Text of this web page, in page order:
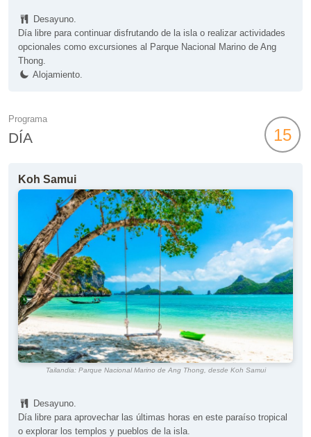
Desayuno.
Día libre para continuar disfrutando de la isla o realizar actividades
opcionales como excursiones al Parque Nacional Marino de Ang
Thong.
Alojamiento.
Programa
DÍA 15
Koh Samui
Tailandia: Parque Nacional Marino de Ang Thong, desde Koh Samui
Desayuno.
Día libre para aprovechar las últimas horas en este paraíso tropical
o explorar los templos y pueblos de la isla.